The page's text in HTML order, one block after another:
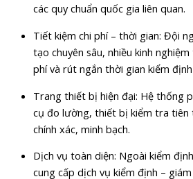
các quy chuẩn quốc gia liên quan.
Tiết kiệm chi phí – thời gian: Đội
tạo chuyên sâu, nhiều kinh
phí và rút ngắn thời gian kiểm
Trang thiết bị hiện đại: Hệ thống
cụ đo lường, thiết bị kiểm tra tiên
chính xác, minh bạch.
Dịch vụ toàn diện: Ngoài kiểm
cung cấp dịch vụ kiểm định –